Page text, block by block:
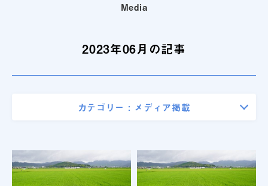
Media
2023年06月の記事
カテゴリー : メディア掲載